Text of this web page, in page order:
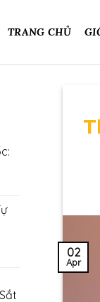
TRANG CHỦ
02
Apr